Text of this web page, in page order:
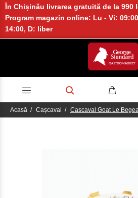
În Chișinău livrarea gratuită de la 990
Program magazin online: Lu - Vi:
14:00, D: liber
Acasă Cașcaval Cascaval Goat Le